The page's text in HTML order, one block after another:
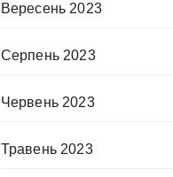
Вересень 2023
Серпень 2023
Червень 2023
Травень 2023